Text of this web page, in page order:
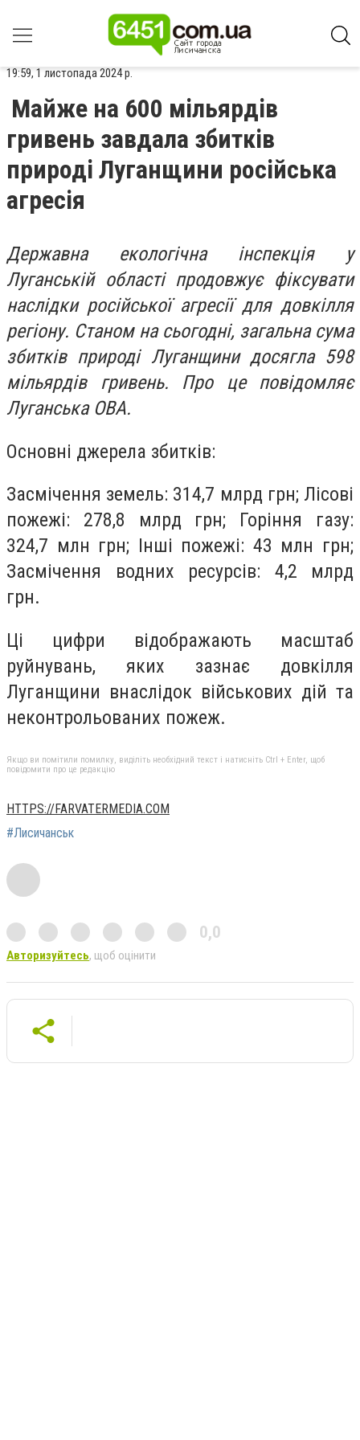
19:59, 1 листопада 2024 р.
Майже на 600 мільярдів
гривень завдала збитків
природі Луганщини російська
агресія
Державна екологічна інспекція у
Луганській області продовжує фіксувати
наслідки російської агресії для довкілля
регіону. Станом на сьогодні, загальна сума
збитків природі Луганщини досягла 598
мільярдів гривень. Про це повідомляє
Луганська ОВА.
Основні джерела збитків:
Засмічення земель: 314,7 млрд грн; Лісові
пожежі: 278,8 млрд грн; Горіння газу:
324,7 млн грн; Інші пожежі: 43 млн грн;
Засмічення водних ресурсів: 4,2 млрд
грн.
Ці цифри відображають масштаб
руйнувань, яких зазнає довкілля
Луганщини внаслідок військових дій та
неконтрольованих пожеж.
Якщо ви помітили помилку, виділіть необхідний текст і натисніть Ctrl + Enter, щоб
повідомити про це редакцію
HTTPS://FARVATERMEDIA.COM
#Лисичанськ
0,0
Авторизуйтесь, щоб оцінити